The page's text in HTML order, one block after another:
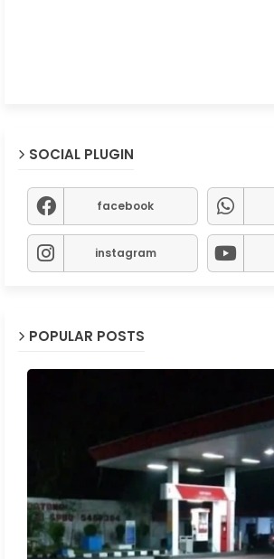
SOCIAL PLUGIN
facebook
instagram
POPULAR POSTS